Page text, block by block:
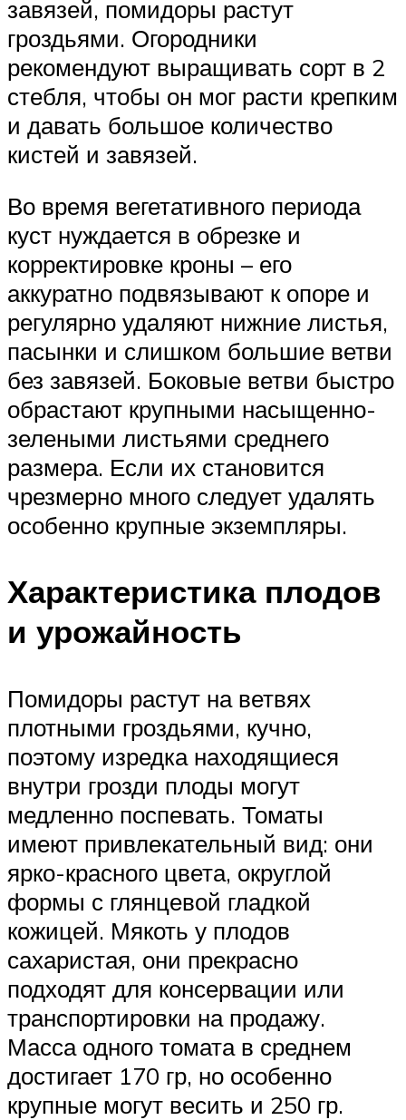
завязей, помидоры растут
гроздьями. Огородники
рекомендуют выращивать сорт в 2
стебля, чтобы он мог расти крепким
и давать большое количество
кистей и завязей.
Во время вегетативного периода
куст нуждается в обрезке и
корректировке кроны – его
аккуратно подвязывают к опоре и
регулярно удаляют нижние листья,
пасынки и слишком большие ветви
без завязей. Боковые ветви быстро
обрастают крупными насыщенно-
зелеными листьями среднего
размера. Если их становится
чрезмерно много следует удалять
особенно крупные экземпляры.
Характеристика плодов
и урожайность
Помидоры растут на ветвях
плотными гроздьями, кучно,
поэтому изредка находящиеся
внутри грозди плоды могут
медленно поспевать. Томаты
имеют привлекательный вид: они
ярко-красного цвета, округлой
формы с глянцевой гладкой
кожицей. Мякоть у плодов
сахаристая, они прекрасно
подходят для консервации или
транспортировки на продажу.
Масса одного томата в среднем
достигает 170 гр, но особенно
крупные могут весить и 250 гр.